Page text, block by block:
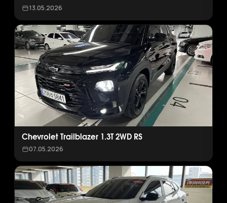
13.05.2026
Chevrolet Trailblazer 1.3T 2WD RS
07.05.2026